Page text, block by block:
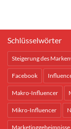
Schlüsselwörter
Steigerung des
Facebook
Makro-Influencer
Mikro-Influencer
Marketinggeheimnisse